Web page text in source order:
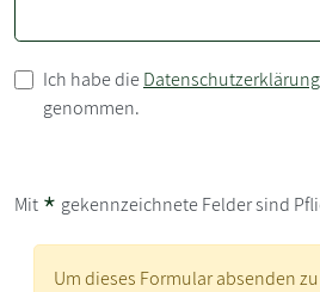
Ich habe dieDatenschutzerklärung
genommen.
Mit * gekennzeichnete Felder sind
Um dieses Formular absenden